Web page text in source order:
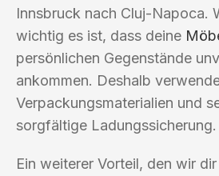
Innsbruck nach Cluj-Napoca.
wichtig es ist, dass deine
persönlichen Gegenstände
ankommen. Deshalb
Verpackungsmaterialien und
sorgfältige Ladungssicherung.
Ein weiterer Vorteil, den wir